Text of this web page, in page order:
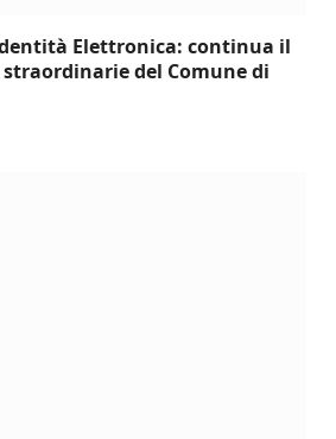
Elettronica: continua il
del Comune di